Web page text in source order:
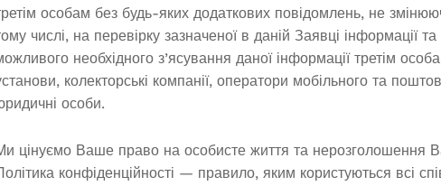
особам без будь-яких додаткових повідомлень, не
числі, на перевірку зазначеної в даній Заявці інформації
необхідного з’ясування даної інформації третім
колекторські компанії, оператори мобільного та
особи.
цінуємо Ваше право на особисте життя та нерозголошення
конфіденційності — правило, яким користуються всі